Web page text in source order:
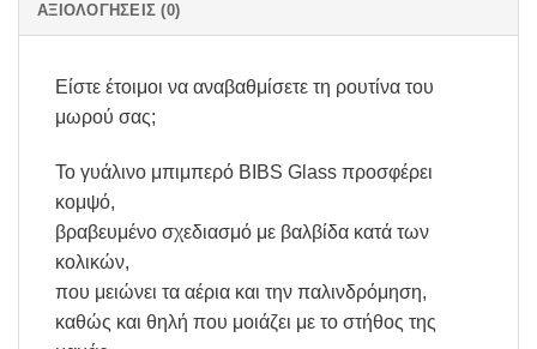
ΑΞΙΟΛΟΓΉΣΕΙΣ (0)
Είστε έτοιμοι να αναβαθμίσετε τη ρουτίνα του
μωρού σας;
Το γυάλινο μπιμπερό BIBS Glass προσφέρει
κομψό,
βραβευμένο σχεδιασμό με βαλβίδα κατά των
κολικών,
που μειώνει τα αέρια και την παλινδρόμηση,
καθώς και θηλή που μοιάζει με το στήθος της